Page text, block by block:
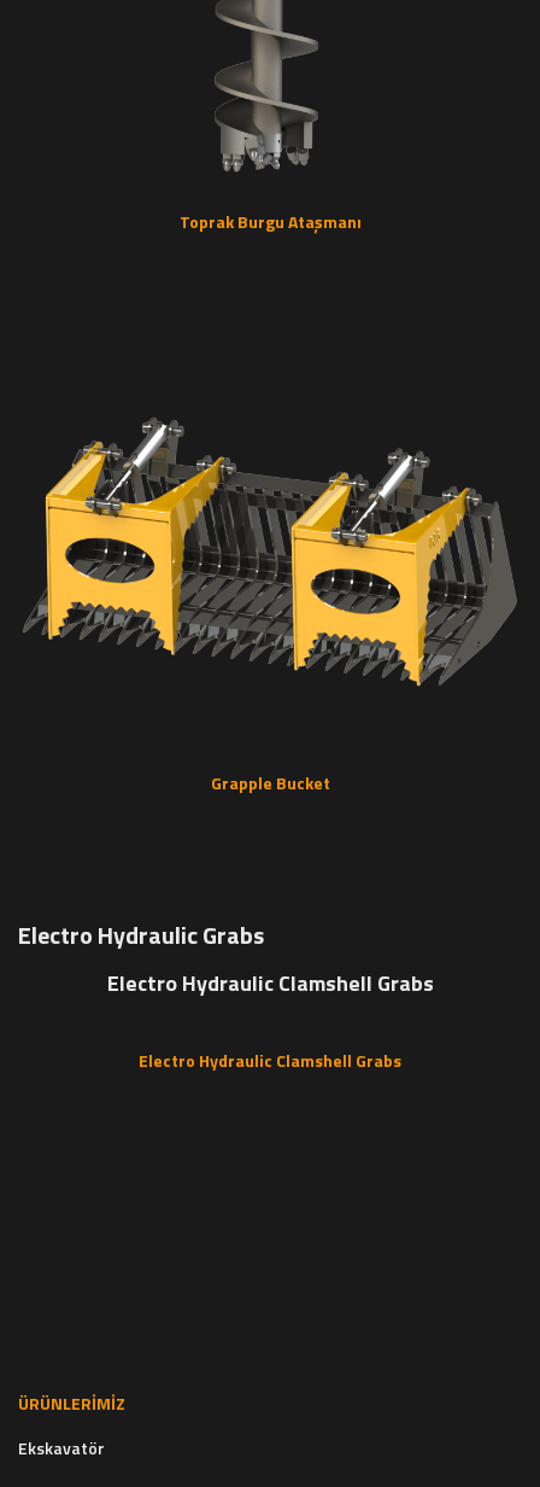
Toprak Burgu Ataşmanı
Grapple Bucket
Electro Hydraulic Grabs
Electro Hydraulic Clamshell Grabs
Electro Hydraulic Clamshell Grabs
ÜRÜNLERIMIZ
Ekskavatör